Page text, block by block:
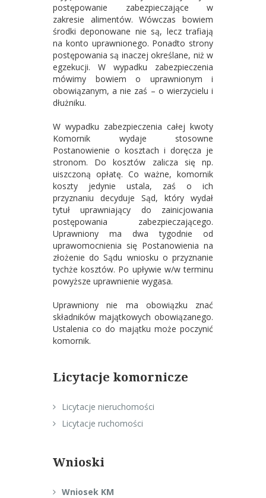
postępowanie zabezpieczające w
zakresie alimentów. Wówczas bowiem
środki deponowane nie są, lecz trafiają
na konto uprawnionego. Ponadto strony
postępowania są inaczej określane, niż w
egzekucji. W wypadku zabezpieczenia
mówimy bowiem o uprawnionym i
obowiązanym, a nie zaś – o wierzycielu i
dłużniku.
W wypadku zabezpieczenia całej kwoty
Komornik wydaje stosowne
Postanowienie o kosztach i doręcza je
stronom. Do kosztów zalicza się np.
uiszczoną opłatę. Co ważne, komornik
koszty jedynie ustala, zaś o ich
przyznaniu decyduje Sąd, który wydał
tytuł uprawniający do zainicjowania
postępowania zabezpieczającego.
Uprawniony ma dwa tygodnie od
uprawomocnienia się Postanowienia na
złożenie do Sądu wniosku o przyznanie
tychże kosztów. Po upływie w/w terminu
powyższe uprawnienie wygasa.
Uprawniony nie ma obowiązku znać
składników majątkowych obowiązanego.
Ustalenia co do majątku może poczynić
komornik.
Licytacje komornicze
Licytacje nieruchomości
Licytacje ruchomości
Wnioski
Wniosek KM